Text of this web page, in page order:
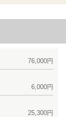
76,000円
6,000円
25,300円